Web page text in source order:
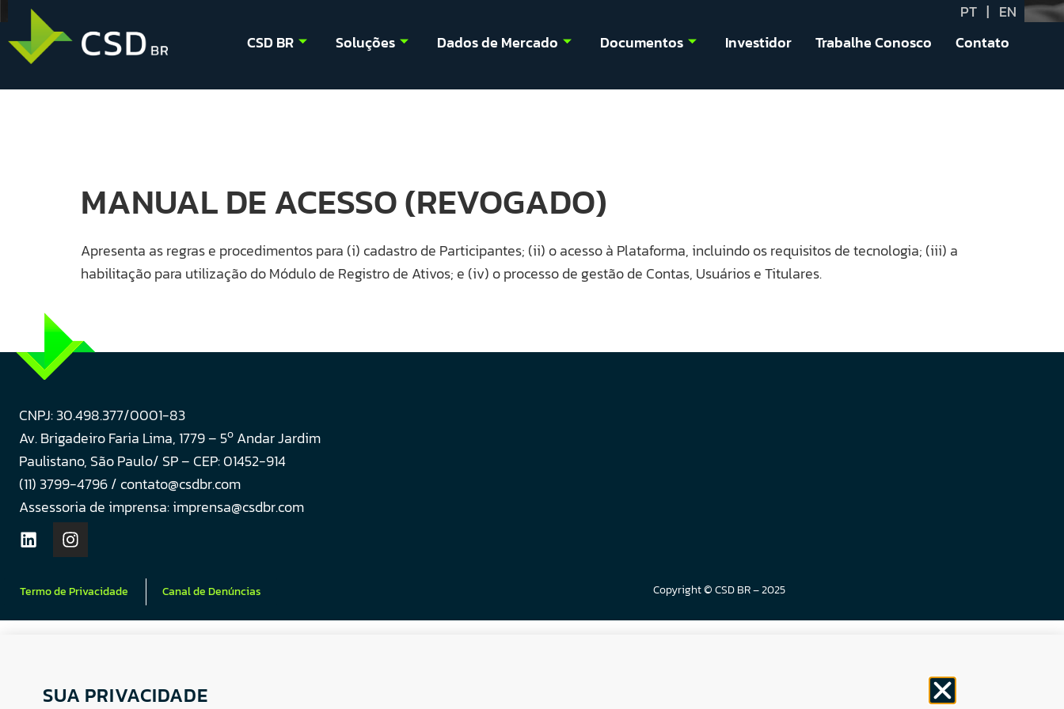
PT | EN
CSD BR
Soluções Dados de Mercado Documentos Investidor Trabalhe Conosco Contato
MANUAL DE ACESSO (REVOGADO)
Apresenta as regras e procedimentos para (i) cadastro de Participantes; (ii) o acesso à Plataforma, incluindo os requisitos de tecnologia; (iii) a
habilitação para utilização do Módulo de Registro de Ativos; e (iv) o processo de gestão de Contas, Usuários e Titulares.
CNPJ: 30.498.377/0001-83
Av. Brigadeiro Faria Lima, 1779 – 5o Andar Jardim
Paulistano, São Paulo/ SP – CEP: 01452-914
(11) 3799-4796 / contato@csdbr.com
Assessoria de imprensa: imprensa@csdbr.com
Termo de Privacidade Canal de Denúncias Copyright © CSD BR – 2025
SUA PRIVACIDADE